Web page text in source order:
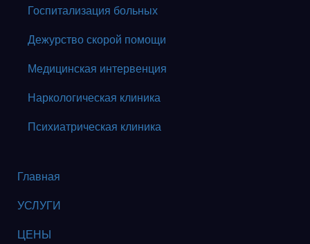
Госпитализация больных
Дежурство скорой помощи
Медицинская интервенция
Наркологическая клиника
Психиатрическая клиника
Главная
УСЛУГИ
ЦЕНЫ